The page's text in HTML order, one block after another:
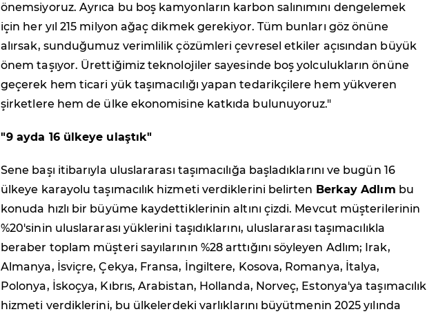
önemsiyoruz. Ayrıca bu boş kamyonların karbon salınımını dengelemek
için her yıl 215 milyon ağaç dikmek gerekiyor. Tüm bunları göz önüne
alırsak, sunduğumuz verimlilik çözümleri çevresel etkiler açısından büyük
önem taşıyor. Ürettiğimiz teknolojiler sayesinde boş yolculukların önüne
geçerek hem ticari yük taşımacılığı yapan tedarikçilere hem yükveren
şirketlere hem de ülke ekonomisine katkıda bulunuyoruz."
"9 ayda 16 ülkeye ulaştık"
Sene başı itibarıyla uluslararası taşımacılığa başladıklarını ve bugün 16
ülkeye karayolu taşımacılık hizmeti verdiklerini belirten Berkay Adlım bu
konuda hızlı bir büyüme kaydettiklerinin altını çizdi. Mevcut müşterilerinin
%20'sinin uluslararası yüklerini taşıdıklarını, uluslararası taşımacılıkla
beraber toplam müşteri sayılarının %28 arttığını söyleyen Adlım; Irak,
Almanya, İsviçre, Çekya, Fransa, İngiltere, Kosova, Romanya, İtalya,
Polonya, İskoçya, Kıbrıs, Arabistan, Hollanda, Norveç, Estonya'ya taşımacılık
hizmeti verdiklerini, bu ülkelerdeki varlıklarını büyütmenin 2025 yılında